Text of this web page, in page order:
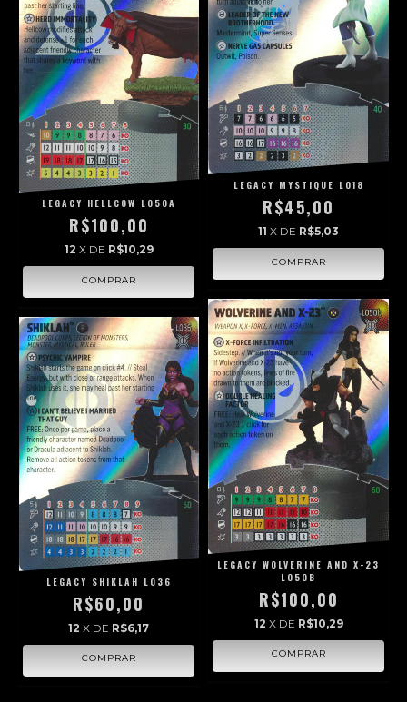
LEGACY HELLCOW L050A
R$100,00
12 X DE R$10,29
LEGACY MYSTIQUE L018
R$45,00
11 X DE R$5,03
LEGACY SHIKLAH L036
R$60,00
12 X DE R$6,17
LEGACY WOLVERINE AND X-23
L050B
R$100,00
12 X DE R$10,29